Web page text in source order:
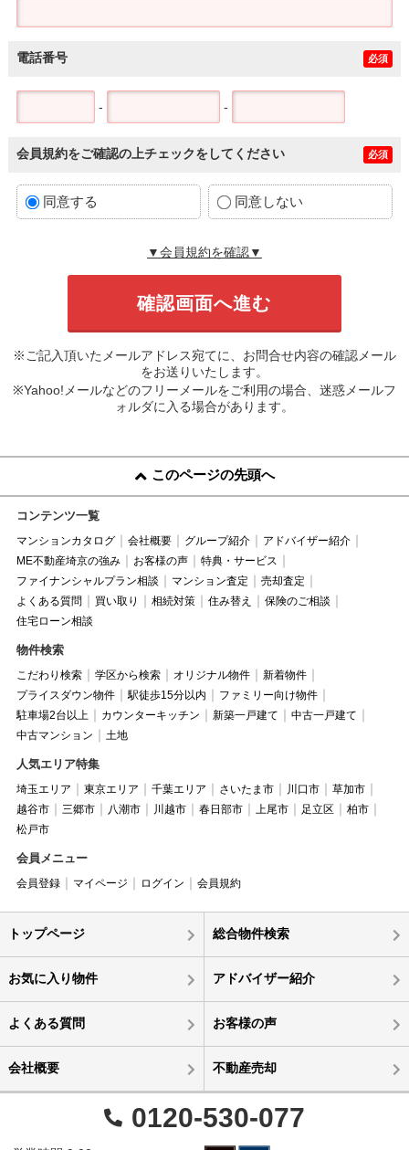
電話番号 必須
- -
会員規約をご確認の上チェックをしてください 必須
同意する 同意しない
▼会員規約を確認▼
※ご記入頂いたメールアドレス宛てに、お問合せ内容の確認メール
をお送りいたします。
※Yahoo!メールなどのフリーメールをご利用の場合、迷惑メールフ
ォルダに入る場合があります。
このページの先頭へ
コンテンツ一覧
マンションカタログ 会社概要 グループ紹介
アドバイザー紹介
ME不動産埼京の強み
お客様の声
特典・サービス
ファイナンシャルプラン相談
マンション査定
売却査定
よくある質問
買い取り 相続対策 住み替え
保険のご相談
住宅ローン相談
物件検索
こだわり検索 学区から検索 オリジナル物件
新着物件
プライスダウン物件
駅徒歩15分以内
ファミリー向け物件
駐車場2台以上
カウンターキッチン 新築一戸建て
中古一戸建て
中古マンション
土地
人気エリア特集
埼玉エリア 東京エリア 千葉エリア さいたま市 川口市
草加市
越谷市
三郷市 八潮市 川越市 春日部市 上尾市 足立区
柏市
松戸市
会員メニュー
会員登録 マイページ ログイン 会員規約
トップページ 総合物件検索
お気に入り物件 アドバイザー紹介
よくある質問 お客様の声
会社概要 不動産売却
0120-530-077